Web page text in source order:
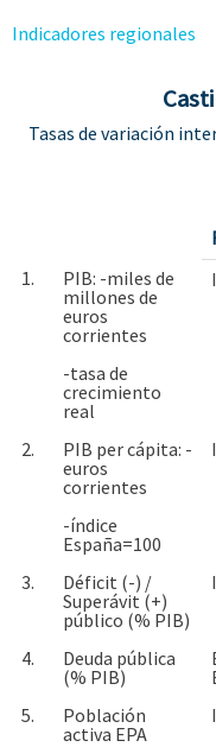
Indicadores regionales
Tasas de variación
1.
PIB: -miles de
millones de
euros
corrientes
-tasa de
crecimiento
real
2.
PIB per cápita: -
euros
corrientes
-índice
España=100
3.
Déficit (-) /
Superávit (+)
público (% PIB)
4.
Deuda pública
(% PIB)
5.
Población
activa EPA